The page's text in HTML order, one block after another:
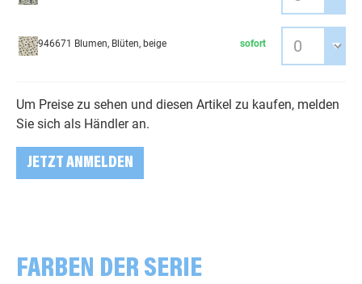
946671 Blumen, Blüten, beige sofort
Um Preise zu sehen und diesen Artikel zu kaufen, melden
Sie sich als Händler an.
JETZT ANMELDEN
FARBEN DER SERIE